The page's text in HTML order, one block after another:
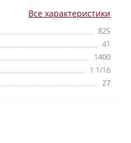
Все характеристики
825
41
1400
1 1/16
27